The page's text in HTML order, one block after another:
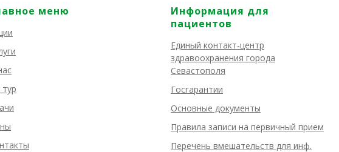
меню
Информация для
пациентов
Единый контакт-центр
здравоохранения города
Севастополя
Госгарантии
Основные документы
Правила записи на первичный прием
Перечень вмешательств для инф.